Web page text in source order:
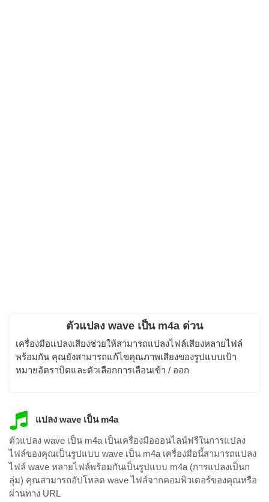
ตัวแปลง wave เป็น m4a ด่วน
เครื่องมือแปลงเสียงช่วยให้สามารถแปลงไฟล์เสียงหลายไฟล์
พร้อมกัน คุณยังสามารถแก้ไขคุณภาพเสียงของรูปแบบเป้า
หมายอัตราบิตและตัวเลือกการเลือนเข้า / ออก
แปลง wave เป็น m4a
ตัวแปลง wave เป็น m4a เป็นเครื่องมือออนไลน์ฟรีในการแปลง
ไฟล์ของคุณเป็นรูปแบบ wave เป็น m4a เครื่องมือนี้สามารถแปลง
ไฟล์ wave หลายไฟล์พร้อมกันเป็นรูปแบบ m4a (การแปลงเป็นก
ลุ่ม) คุณสามารถอัปโหลด wave ไฟล์จากคอมพิวเตอร์ของคุณหรือ
ผ่านทาง URL